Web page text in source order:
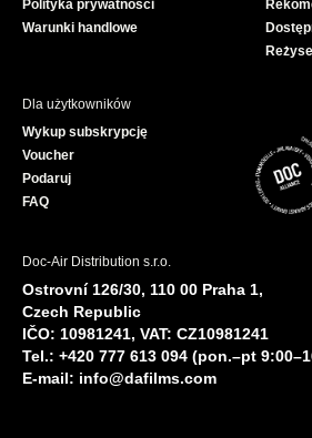
Polityka prywatności
Warunki handlowe
Dla użytkowników
Wykup subskrypcję
Voucher
Podaruj
FAQ
Doc-Air Distribution s.r.o.
Ostrovní 126/30, 110 00 Praha 1,
Czech Republic
IČO: 10981241, VAT: CZ10981241
Tel.: +420 777 613 094 (pon.–pt
E-mail: info@dafilms.com